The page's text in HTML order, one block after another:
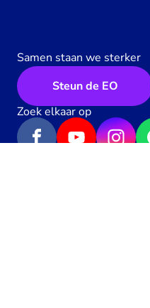
Samen staan we sterker
Steun de EO
Zoek elkaar op